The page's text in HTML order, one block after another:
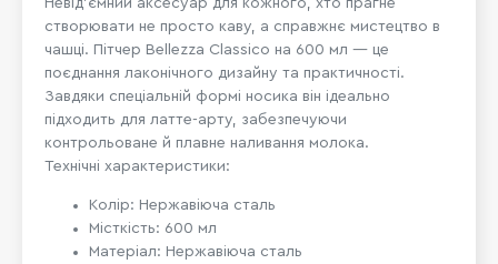
Невід’ємний аксесуар для кожного, хто прагне
створювати не просто каву, а справжнє мистецтво в
чашці. Пітчер Bellezza Classicо на 600 мл — це
поєднання лаконічного дизайну та практичності.
Завдяки спеціальній формі носика він ідеально
підходить для латте-арту, забезпечуючи
контрольоване й плавне наливання молока.
Технічні характеристики:
Колір: Нержавіюча сталь
Місткість: 600 мл
Матеріал: Нержавіюча сталь